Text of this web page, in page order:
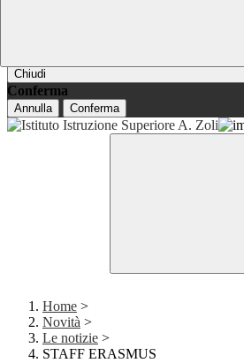
Chiudi
Conferma
Annulla Conferma
Home >
Novità >
Le notizie >
STAFF ERASMUS